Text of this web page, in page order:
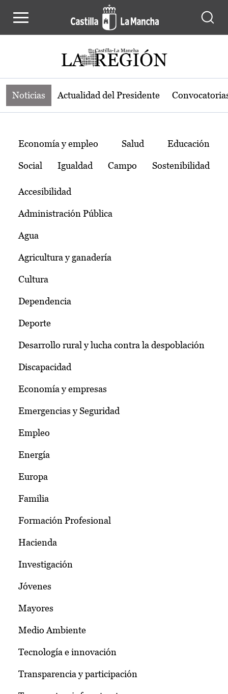
Noticias de la región de Castilla-La
Noticias Actualidad del Presidente
Temas
Economía y empleo Salud Educación
Social Igualdad Campo Sostenibilidad
Accesibilidad
Administración Pública
Agua
Agricultura y ganadería
Cultura
Dependencia
Deporte
Desarrollo rural y lucha contra la despoblación
Discapacidad
Economía y empresas
Emergencias y Seguridad
Empleo
Energía
Europa
Familia
Formación Profesional
Hacienda
Investigación
Jóvenes
Mayores
Medio Ambiente
Tecnología e innovación
Transparencia y participación